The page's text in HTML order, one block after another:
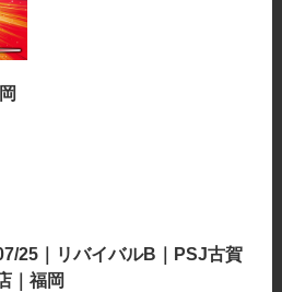
25｜リバイバルB｜PSJ古賀
｜福岡